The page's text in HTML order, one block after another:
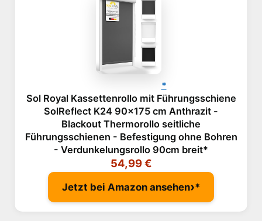
Sol Royal Kassettenrollo mit Führungsschiene
SolReflect K24 90x175 cm Anthrazit -
Blackout Thermorollo seitliche
Führungsschienen - Befestigung ohne Bohren
- Verdunkelungsrollo 90cm breit
54,99 €
Jetzt bei Amazon ansehen›